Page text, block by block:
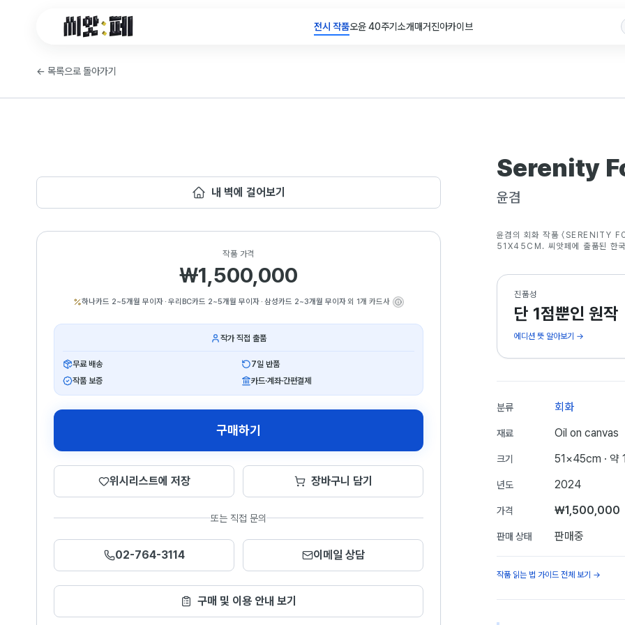
씨앗페 온라인 홈
전시 작품오윤 40주기 소개매거진아카이브
← 목록으로 돌아가기
내 벽에 걸어보기
작품 가격
₩1,500,000
하나카드 2~5개월 무이자· 우리BC카드 2~5개월 무이자· 삼성카드 2~3개월 무이자외 1개 카드사
작가 직접 출품
무료 배송
7일 반품
작품 보증
카드·계좌·간편결제
구매하기
위시리스트에 저장 장바구니 담기
또는 직접 문의
02-764-3114 이메일 상담
구매 및 이용 안내 보기
Serenity
윤겸
윤겸의 회화 작품 〈SERENITY
51X45CM. 씨앗페에 출품된 한
진품성
단 1점뿐인 원작
에디션 뜻 알아보기 →
분류 회화
재료 Oil on canvas
크기 51×45cm · 약
년도 2024
가격 ₩1,500,000
판매 상태 판매중
작품 읽는 법 가이드 전체 보기 →